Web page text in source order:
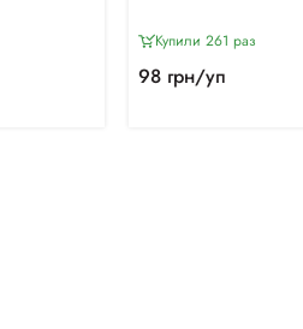
Купили 261 раз
98 грн/уп